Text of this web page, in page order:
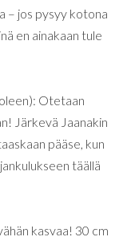
– jos pysyy kotona
en ainakaan tule
Otetaan
Järkevä Jaanakin
pääse, kun
täällä
kasvaa! 30 cm